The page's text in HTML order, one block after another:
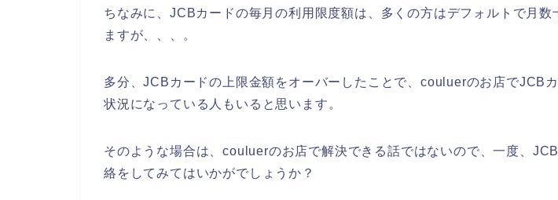
ちなみに、JCBカードの毎月の利用限度額は、多くの方はデフォルトで月数
ますが、、、。
多分、JCBカードの上限金額をオーバーしたことで、couluerのお店でJCB
状況になっている人もいると思います。
そのような場合は、couluerのお店で解決できる話ではないので、一度、
絡をしてみてはいかがでしょうか？